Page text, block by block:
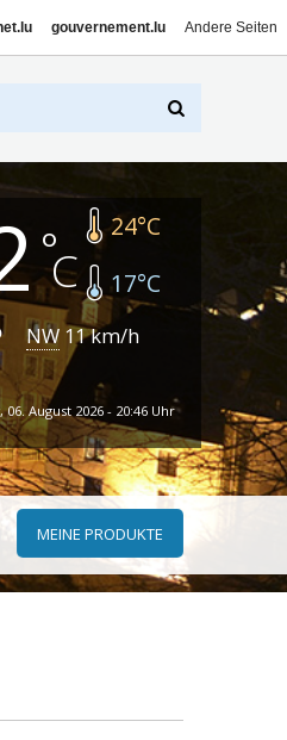
gouvernement.lu Andere Seiten
24°C
17°C
NW 11km/h
August 2026 - 20:46 Uhr
MEINE PRODUKTE